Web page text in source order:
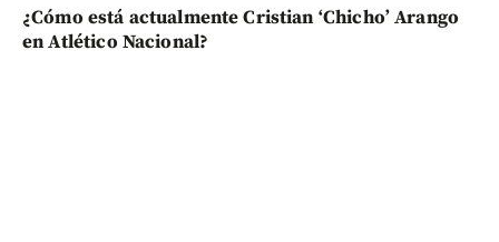
¿Cómo está actualmente Cristian ‘Chicho’ Arango
en Atlético Nacional?